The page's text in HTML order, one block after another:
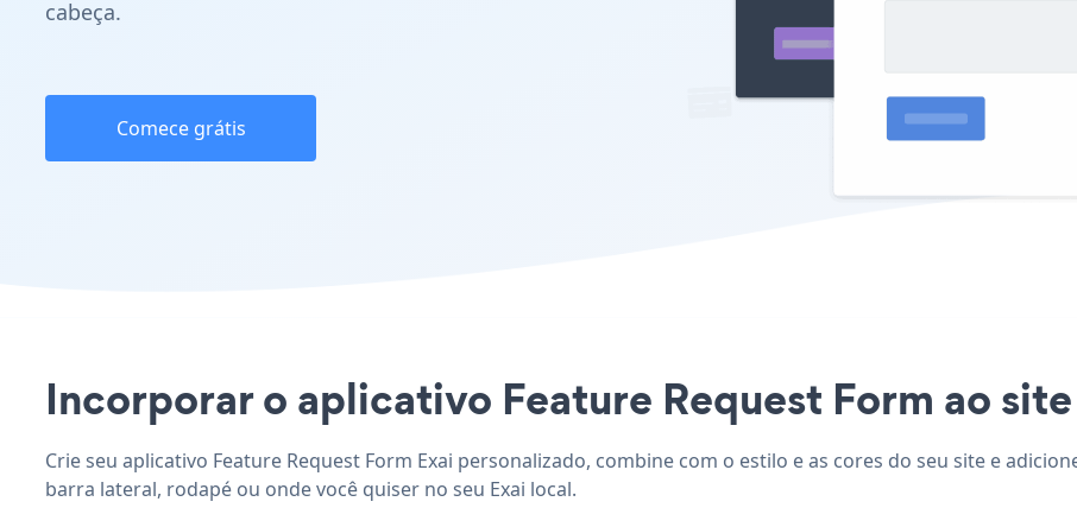
cabeça.
Comece grátis
Incorporar o aplicativo Feature Request Form ao
Crie seu aplicativo Feature Request Form Exai personalizado, combine com o estilo e as cores do seu site e
barra lateral, rodapé ou onde você quiser no seu Exai local.